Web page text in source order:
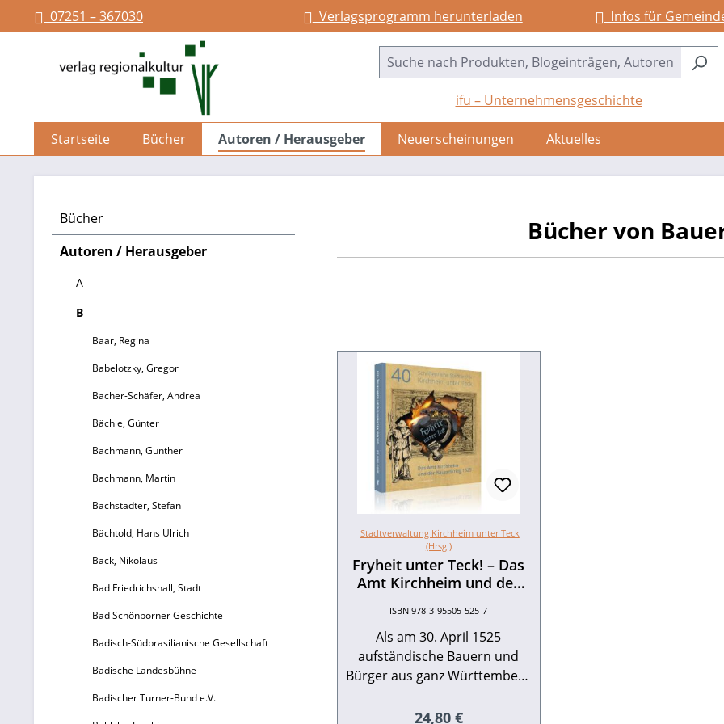
Zur Hauptnavigation springen
07251 – 367030 Verlagsprogramm herunterladen Infos für
ifu – Unternehmensgeschichte
Startseite Bücher Autoren / Herausgeber Neuerscheinungen Aktuelles
Bücher
Autoren / Herausgeber
A
B
Baar, Regina
Babelotzky, Gregor
Bacher-Schäfer, Andrea
Bächle, Günter
Bachmann, Günther
Bachmann, Martin
Bachstädter, Stefan
Bächtold, Hans Ulrich
Back, Nikolaus
Bad Friedrichshall, Stadt
Bad Schönborner Geschichte
Badisch-Südbrasilianische Gesellschaft
Badische Landesbühne
Badischer Turner-Bund e.V.
Bücher von
Stadtverwaltung Kirchheim unter Teck
(Hrsg.)
Fryheit unter Teck! – Das
Amt Kirchheim und der
ISBN 978-3-95505-525-7
Als am 30. April 1525
aufständische Bauern und
Bürger aus ganz Württemberg
Teck einnahmen, war das für
Regulärer Preis:
24,80 €